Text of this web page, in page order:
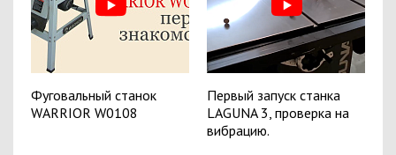
Фуговальный станок
WARRIOR W0108
Первый запуск станка
LAGUNA 3, проверка на
вибрацию.